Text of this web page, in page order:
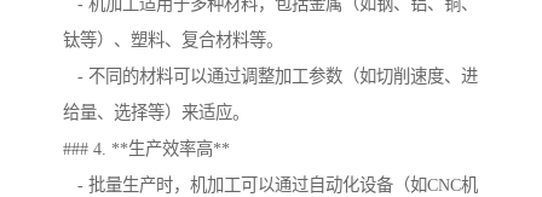
- 机加工适用于多种材料，包括金属（如钢、铝、铜、
钛等）、塑料、复合材料等。
- 不同的材料可以通过调整加工参数（如切削速度、进
给量、选择等）来适应。
### 4. **生产效率高**
- 批量生产时，机加工可以通过自动化设备（如CNC机